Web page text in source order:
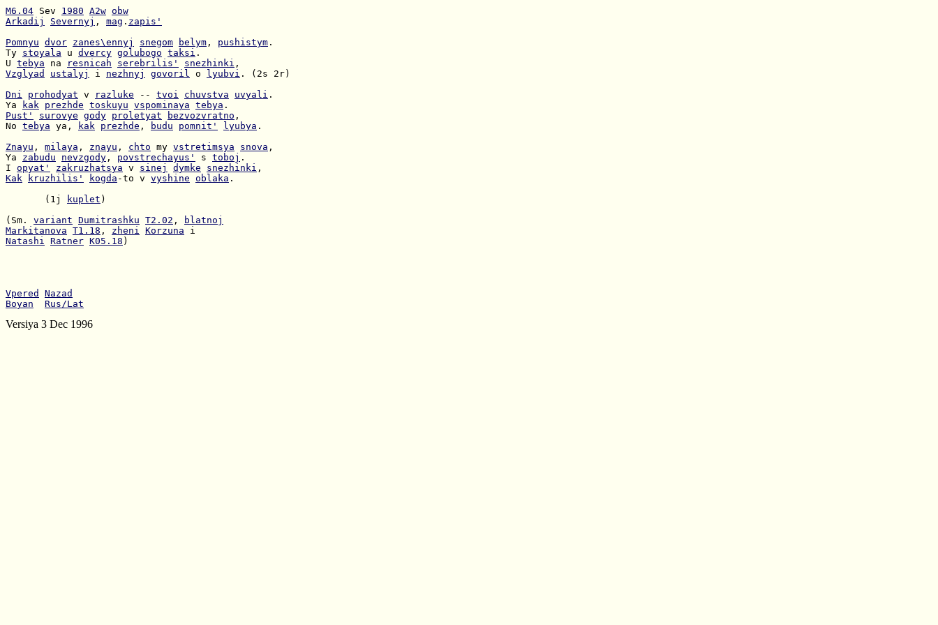
M6.04 Sev 1980 A2w obw
Arkadij
Severnyj , mag . zapis'
Pomnyu dvor zanes\ennyj snegom belym , pushistym
Ty stoyala u dvercy golubogo taksi
U tebya na resnicah serebrilis' snezhinki
Vzglyad
ustalyj i nezhnyj govoril o lyubvi . (2s 2r)
Dni
prohodyat v razluke -- tvoi chuvstva uvyali
Ya
kak prezhde toskuyu vspominaya tebya
Pust'
surovye gody proletyat bezvozvratno
No tebya ya, kak prezhde , budu pomnit' lyubya .
Znayu , milaya , znayu , chto my vstretimsya snova
Ya zabudu nevzgody , povstrechayus' s toboj
I opyat' zakruzhatsya v sinej dymke snezhinki
Kak
kruzhilis' kogda -to v vyshine oblaka .
       (1j
kuplet )
(Sm. variant Dumitrashku T2.02 ,
blatnoj
Markitanova T1.18 , zheni Korzuna
Natashi Ratner K05.18 )
Vpered
Nazad
Boyan
Rus/Lat
Versiya 3 Dec 1996